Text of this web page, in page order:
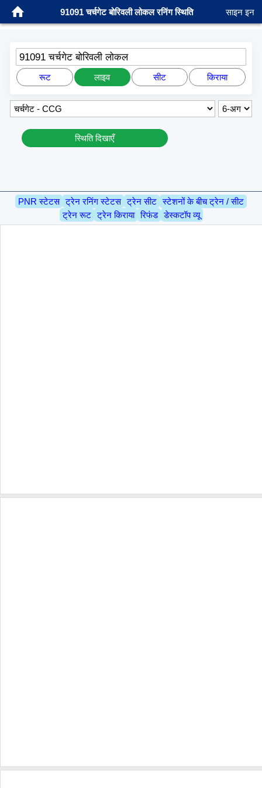
91091 चर्चगेट बोरिवली लोकल रनिंग स्थिति साइन इन
91091 चर्चगेट बोरिवली लोकल
रूट लाइव सीट किराया
स्थिति दिखाएँ
PNR स्टेटस ट्रेन रनिंग स्टेटस ट्रेन सीट स्टेशनों के बीच ट्रेन / सीट
ट्रेन रूट ट्रेन किराया रिफंड डेस्कटॉप व्यू